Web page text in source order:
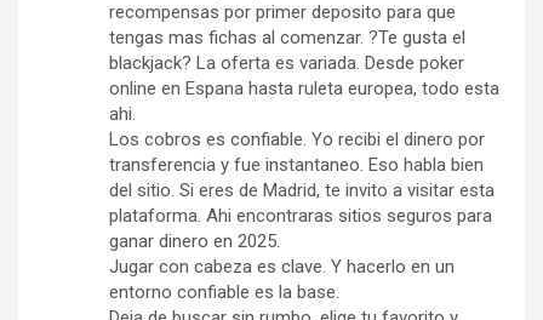
recompensas por primer deposito para que
tengas mas fichas al comenzar. ?Te gusta el
blackjack? La oferta es variada. Desde poker
online en Espana hasta ruleta europea, todo esta
ahi.
Los cobros es confiable. Yo recibi el dinero por
transferencia y fue instantaneo. Eso habla bien
del sitio. Si eres de Madrid, te invito a visitar esta
plataforma. Ahi encontraras sitios seguros para
ganar dinero en 2025.
Jugar con cabeza es clave. Y hacerlo en un
entorno confiable es la base.